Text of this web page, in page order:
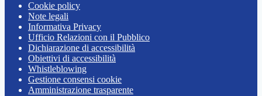
Cookie policy
Note legali
Informativa Privacy
Ufficio Relazioni con il Pubblico
Dichiarazione di accessibilità
Obiettivi di accessibilità
Whistleblowing
Gestione consensi cookie
Amministrazione trasparente